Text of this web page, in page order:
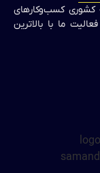
کشوری کسب‌وکارهای
ما با بالاترین